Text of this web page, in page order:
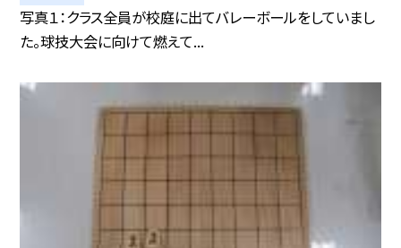
写真１：クラス全員が校庭に出てバレーボールをしていまし
た。球技大会に向けて燃えて...